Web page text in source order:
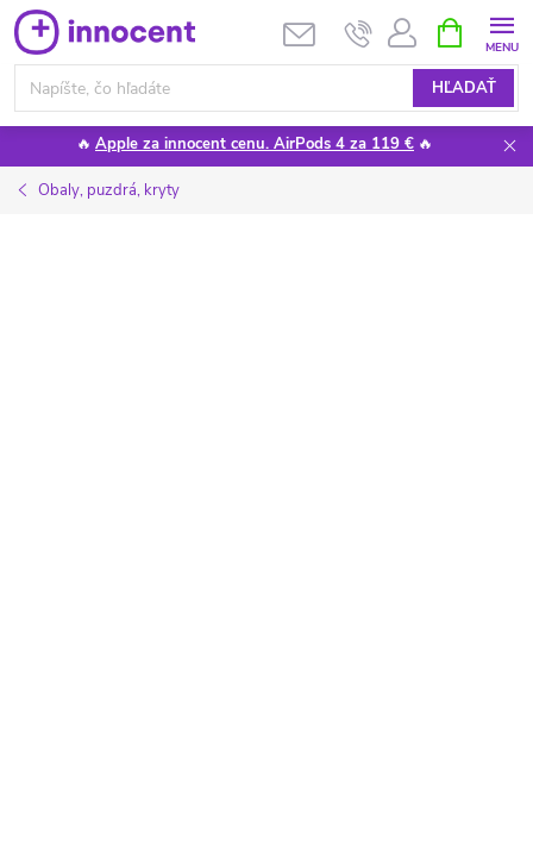
Prejsť
na
obsah
HĽADAŤ
KOŠÍK
🔥 Apple za innocent cenu. AirPods 4 za 119 € 🔥
Obaly, puzdrá, kryty